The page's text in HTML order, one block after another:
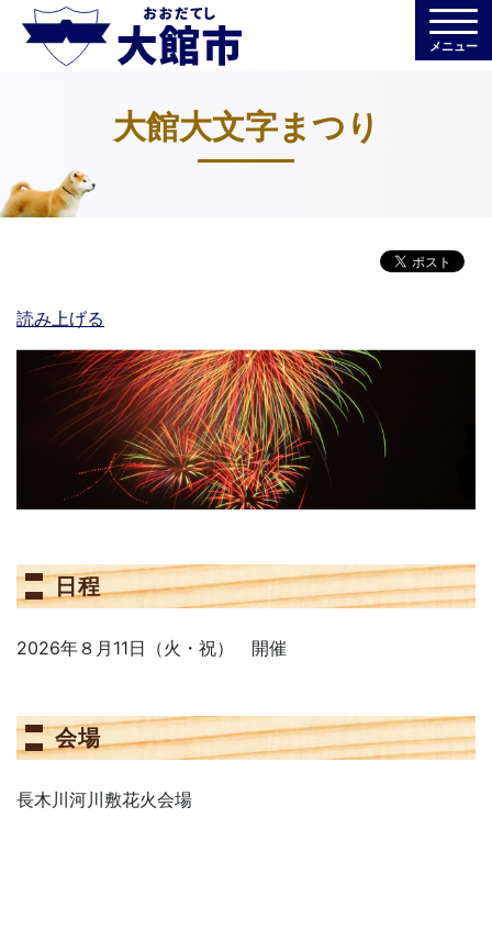
メニュー
大館大文字まつり
読み上げる
日程
2026年８月11日（火・祝） 開催
会場
長木川河川敷花火会場